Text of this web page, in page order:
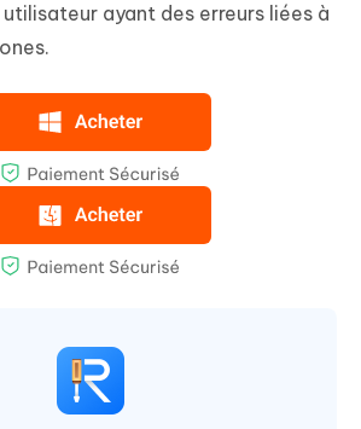
ayant des erreurs liées à